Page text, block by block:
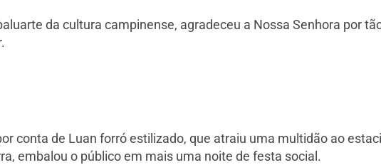
da cultura campinense, agradeceu a Nossa Senhora por
conta de Luan forró estilizado, que atraiu uma multidão ao
embalou o público em mais uma noite de festa social.